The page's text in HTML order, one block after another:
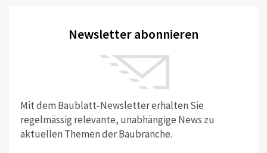
Newsletter abonnieren
Mit dem Baublatt-Newsletter erhalten Sie
regelmässig relevante, unabhängige News zu
aktuellen Themen der Baubranche.